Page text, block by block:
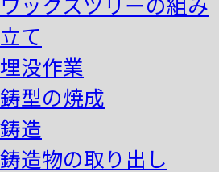
立て
埋没作業
鋳型の焼成
鋳造
鋳造物の取り出し
鋳造機の仕様に
る「電気工事（
事）」「冷却水
「圧力配管」